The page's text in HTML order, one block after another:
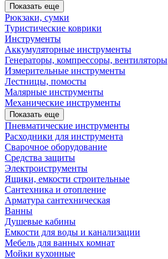
Показать еще
Рюкзаки, сумки
Туристические коврики
Инструменты
Аккумуляторные инструменты
Генераторы, компрессоры, вентиляторы
Измерительные инструменты
Лестницы, помосты
Малярные инструменты
Механические инструменты
Показать еще
Пневматические инструменты
Расходники для инструмента
Сварочное оборудование
Средства защиты
Электроиструменты
Ящики, емкости строительные
Сантехника и отопление
Арматура сантехническая
Ванны
Душевые кабины
Емкости для воды и канализации
Мебель для ванных комнат
Мойки кухонные